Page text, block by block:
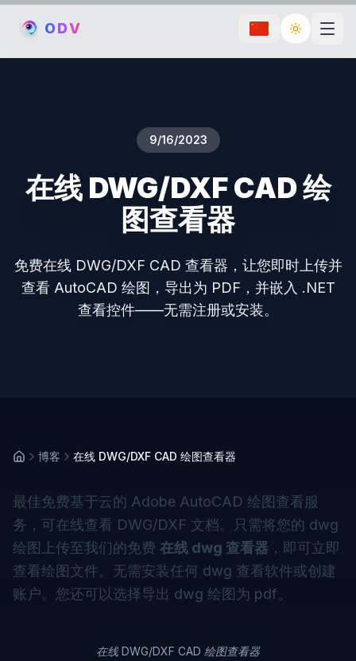
ODV Toggle
9/16/2023
在线 DWG/DXF CAD 绘
图查看器
免费在线 DWG/DXF CAD 查看器，让您即时上传并
查看 AutoCAD 绘图，导出为 PDF，并嵌入 .NET
查看控件——无需注册或安装。
博客 在线 DWG/DXF CAD 绘图查看器
最佳免费基于云的 Adobe AutoCAD 绘图查看服
务，可在线查看 DWG/DXF 文档。只需将您的 dwg
绘图上传至我们的免费 在线 dwg 查看器 ，即可立即
查看绘图文件。无需安装任何 dwg 查看软件或创建
账户。您还可以选择导出 dwg 绘图为 pdf。
在线 DWG/DXF CAD 绘图查看器